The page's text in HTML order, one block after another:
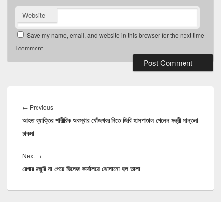
Website
Save my name, email, and website in this browser for the next time
I comment.
navigation
← PreviousPrevious
post:
আহত ব্যাক্তির শারীরিক অবস্থার খোঁজখবর নিতে জিবি হাসপাতাল গেলেন মন্ত্রী সান্তনা
চাকমা
Next →
post:
রেগার মজুরি না পেয়ে ভিলেজ কার্যালয়ে ঝোলানো হল তালা